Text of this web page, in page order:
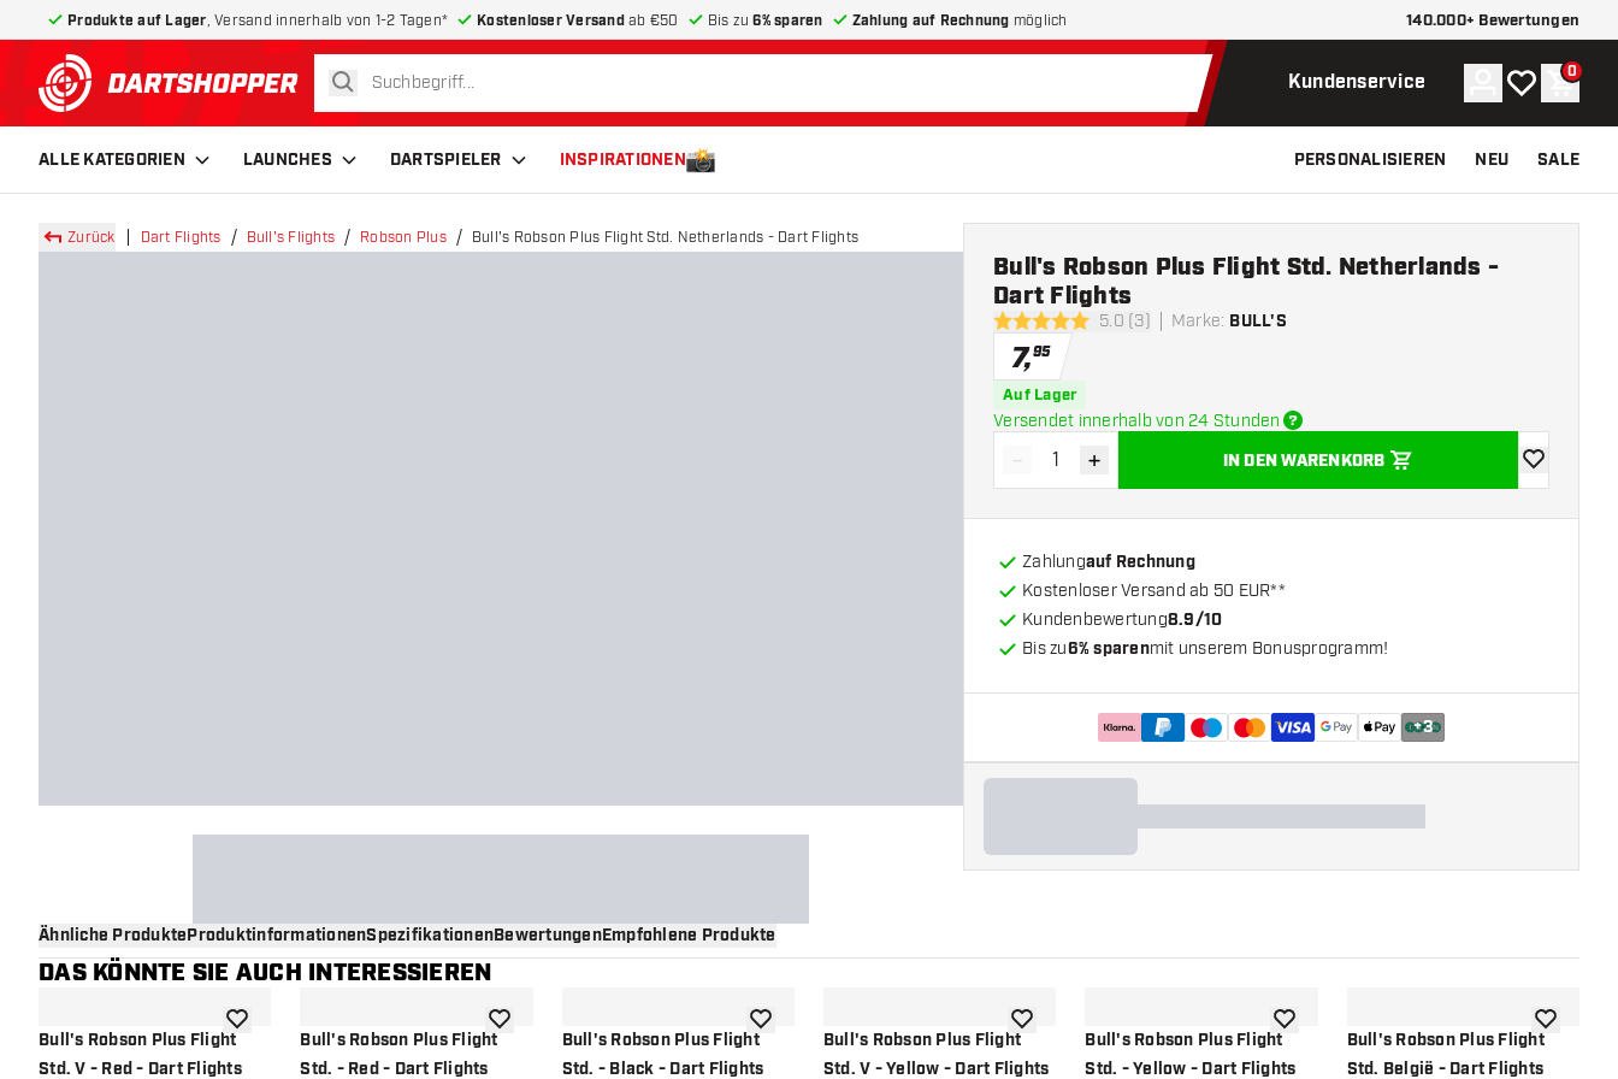
Produkte auf Lager , Versand innerhalb von 1-2 Tagen* Kostenloser Versandab €50 Bis zu6% sparen Zahlung auf Rechnung möglich 140.000+ Bewertungen
zurück zur Startseite
suchen Kundenservice Konto
Meine 0
ALLE KATEGORIEN LAUNCHES DARTSPIELER INSPIRATIONEN PERSONALISIEREN NEU SALE
Zurück Dart Flights Bull's Flights Robson Plus Bull's Robson Plus Flight Std. Netherlands - Dart Flights
5 Bewertungssterne
5.0 (3) Marke: BULL'S
Bull's Robson Plus Flight Std. Netherlands -
Dart Flights
7,95
Auf Lager
Versendet innerhalb von 24 Stunden
Menge verringern
- Menge erhöhen
+ IN DEN WARENKORB
Zur
Zahlungauf Rechnung
Kostenloser Versand ab 50 EUR**
Kundenbewertung8.9/10
Bis zu6% sparenmit unserem Bonusprogramm!
+3
Ähnliche ProdukteProduktinformationenSpezifikationenBewertungenEmpfohlene Produkte
DAS KÖNNTE SIE AUCH INTERESSIEREN
Bull's Robson Plus Flight
Std. V - Red - Dart Flights
Zur Wunschliste hinzufügen
Bull's Robson Plus Flight
Std. - Red - Dart Flights
Zur Wunschliste hinzufügen
Bull's Robson Plus Flight
Std. - Black - Dart Flights
Zur Wunschliste hinzufügen
Bull's Robson Plus Flight
Std. V - Yellow - Dart Flights
Zur Wunschliste hinzufügen
Bull's Robson Plus Flight
Std. - Yellow - Dart Flights
Zur Wunschliste hinzufügen
Bull's Robson Plus Flight
Std. België - Dart Flights
Zur